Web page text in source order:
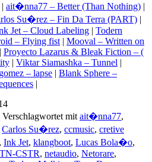
| ait�nna77 – Better (Than Nothing) |
Su�rez – Fin Da Terra (PART) |
Jet – Cloud Labeling | Todern
– Flying fist | Mooval – Written on
| Proyecto Lazarus & Bleak Fiction – (
| Viktar Siamashka – Tunnel |
– lapse | Blank Sphere –
|
Verschlagwortet mit ait�nna77,
Carlos Su�rez, ccmusic, cretive
, Ink Jet, klangboot, Lucas Bola�o,
CSTR, netaudio, Netorare,